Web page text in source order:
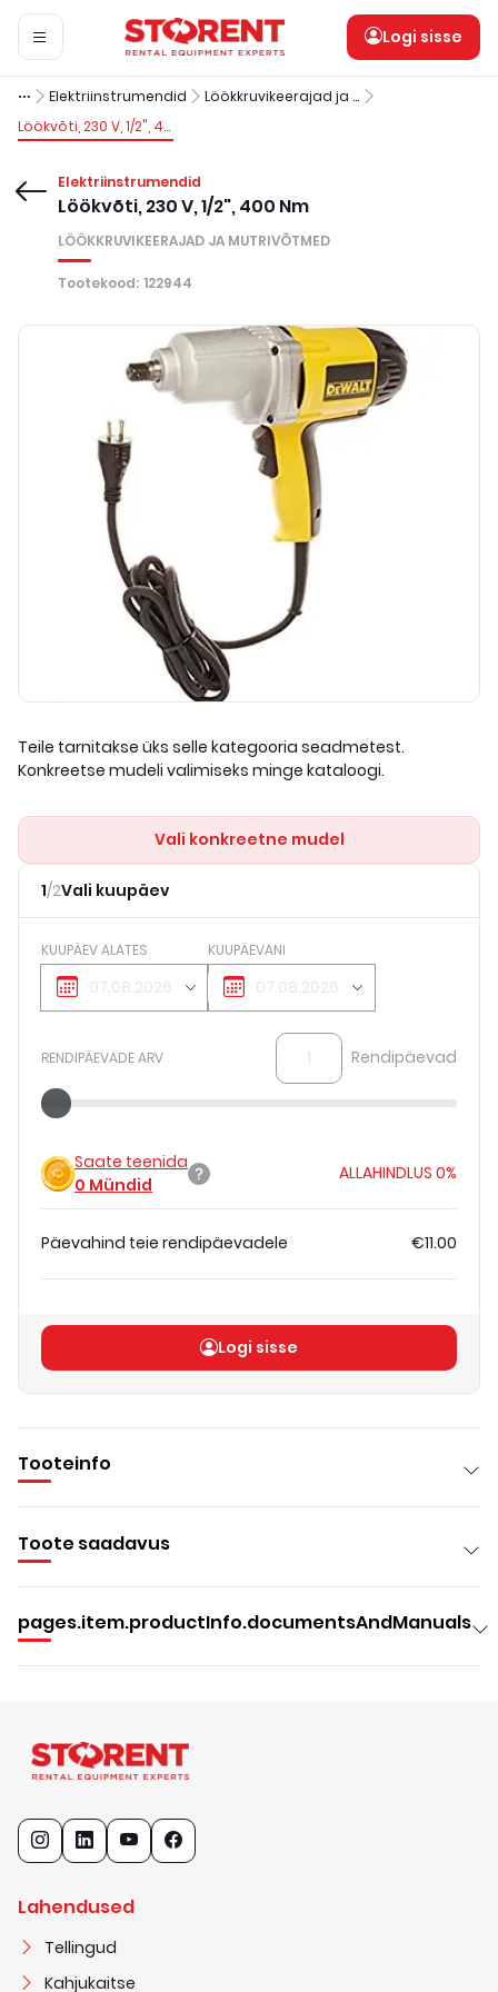
Logi sisse
Elektriinstrumendid
Löökkruvikeerajad ja mutrivõtmed
Löökvõti, 230 V, 1/2", 400 Nm
Elektriinstrumendid
Löökvõti, 230 V, 1/2", 400 Nm
LÖÖKKRUVIKEERAJAD JA MUTRIVÕTMED
Tootekood: 122944
Teile tarnitakse üks selle kategooria seadmetest.
Konkreetse mudeli valimiseks minge kataloogi.
Vali konkreetne mudel
1/2Vali kuupäev
KUUPÄEV ALATES KUUPÄEVANI
RENDIPÄEVADE ARV Rendipäevad
Saate teenida
0 Mündid
ALLAHINDLUS 0%
Päevahind teie rendipäevadele €11.00
Logi sisse
Tooteinfo
Toote saadavus
pages.item.productInfo.documentsAndManuals
Lahendused
Tellingud
Kahjukaitse